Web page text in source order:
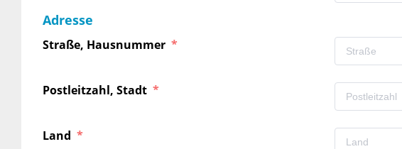
Adresse
Straße, Hausnummer
Postleitzahl, Stadt
Land